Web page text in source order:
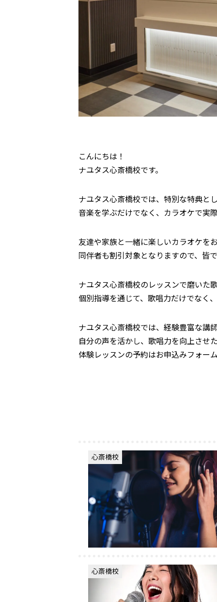
こんにちは！
ナユタス心斎橋校です。
ナユタス心斎橋校では、特別な特典と
音楽を学ぶだけでなく、カラオケで実
友達や家族と一緒に楽しいカラオケを
同伴者も割引対象となりますので、皆
ナユタス心斎橋校のレッスンで磨いた
個別指導を通じて、歌唱力だけでなく
ナユタス心斎橋校では、経験豊富な講
自分の声を活かし、歌唱力を向上させ
体験レッスンの予約はお申込みフォー
心斎橋校
心斎橋校